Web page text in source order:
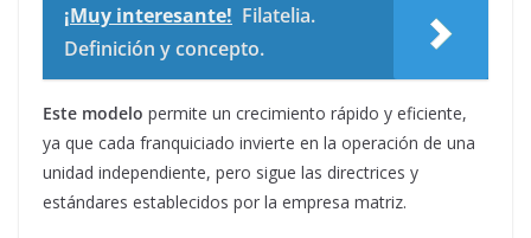
¡Muy interesante! Filatelia.
Definición y concepto.
Este modelo permite un crecimiento rápido y eficiente,
ya que cada franquiciado invierte en la operación de una
unidad independiente, pero sigue las directrices y
estándares establecidos por la empresa matriz.